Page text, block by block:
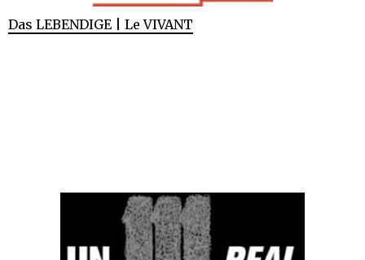
Das LEBENDIGE | Le VIVANT